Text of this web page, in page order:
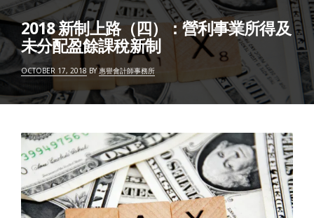
2018 新制上路（四）：營利事業所得及
未分配盈餘課稅新制
OCTOBER 17, 2018 BY 惠譽會計師事務所